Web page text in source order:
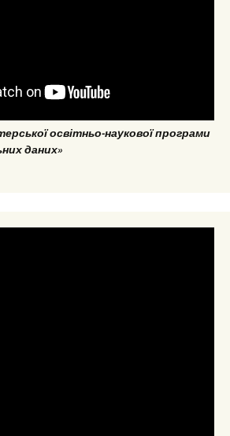
освітньо-наукової програми
даних»